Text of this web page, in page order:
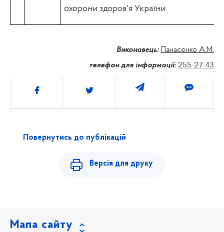
охорони здоров'я України
Виконавець: Панасенко А.М.
телефон для інформації: 255-27-43
Поділитись
Повернутись до публікацій
Версія для друку
Мапа сайту